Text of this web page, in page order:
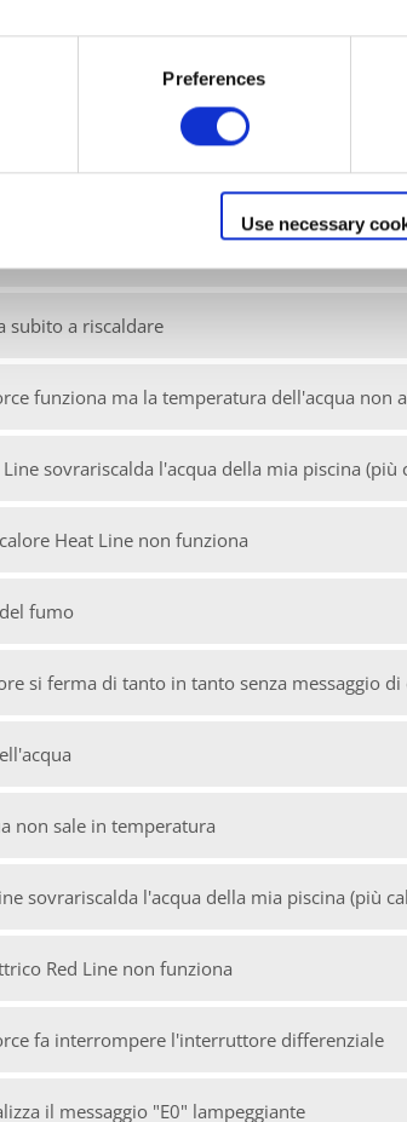
Preferences
Use necessary
non funziona
il disgiuntore
subito a riscaldare
funziona ma la temperatura dell'acqua non
sovrariscalda l'acqua della mia piscina
Heat Line non funziona
fumo
si ferma di tanto in tanto senza messaggio
non sale in temperatura
sovrariscalda l'acqua della mia piscina (più
Red Line non funziona
fa interrompere l'interruttore differenziale
il messaggio "E0" lampeggiante